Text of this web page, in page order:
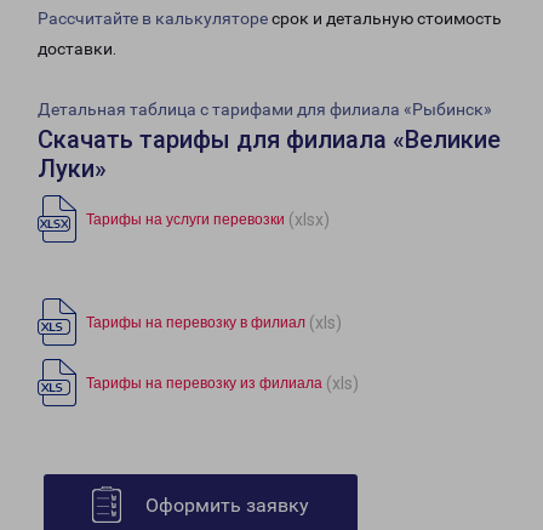
Рассчитайте в калькуляторесрок и детальную стоимость
доставки.
Детальная таблица с тарифами для филиала «Рыбинск»
Скачать тарифы для филиала «Великие
Луки»
Тарифы на услуги перевозки (xlsx)
Тарифы на перевозку в филиал (xls)
Тарифы на перевозку из филиала (xls)
Оформить заявку